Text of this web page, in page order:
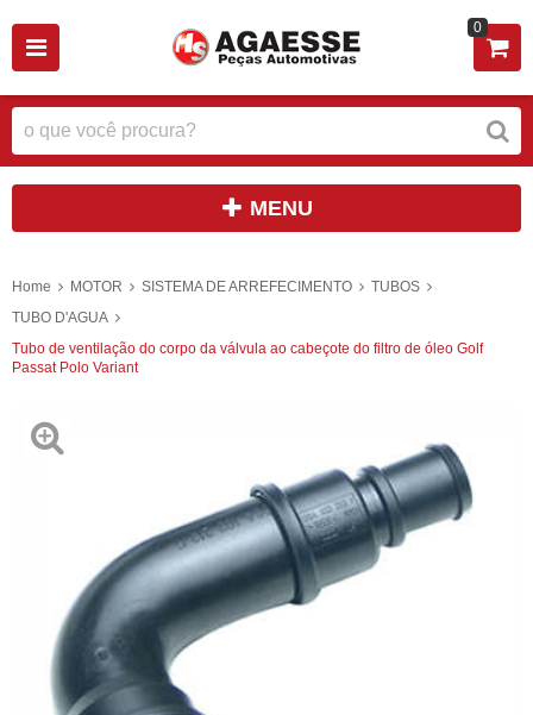
0
MENU
Home MOTOR SISTEMA DE ARREFECIMENTO
TUBOS
TUBO D'AGUA
Tubo de ventilação do corpo da válvula ao cabeçote do filtro de óleo Golf
Passat Polo Variant